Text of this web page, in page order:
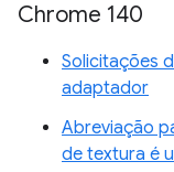
Chrome 140
Solicitações
adaptador
Abreviação
de textura é